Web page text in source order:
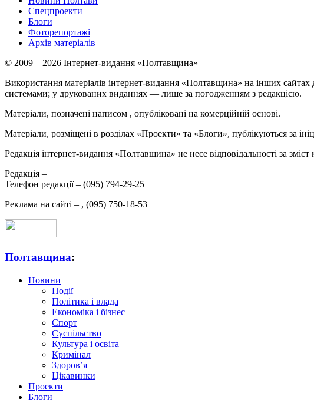
Спецпроекти
Блоги
Фоторепортажі
Архів матеріалів
© 2009 – 2026 Інтернет-видання «Полтавщина»
Використання матеріалів інтернет-видання «Полтавщина» на інших сайтах
системами; у друкованих виданнях — лише за погодженням з редакцією.
Матеріали, позначені написом , опубліковані на комерційній основі.
Матеріали, розміщені в розділах «Проекти» та «Блоги», публікуються за
Редакція інтернет-видання «Полтавщина» не несе відповідальності за
Редакція –
Телефон редакції – (095) 794-29-25
Реклама на сайті – , (095) 750-18-53
Полтавщина:
Новини
Події
Політика і влада
Економіка і бізнес
Спорт
Суспільство
Культура і освіта
Кримінал
Здоров’я
Цікавинки
Проекти
Блоги